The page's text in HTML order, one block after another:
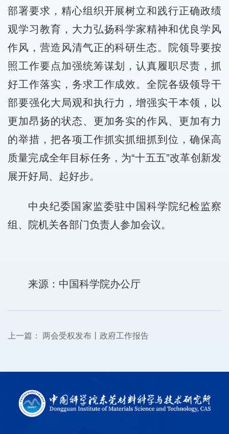
部署要求，精心组织开展树立和践行正确政绩
观学习教育，大力弘扬科学家精神和优良学风
作风，营造风清气正的科研生态。院领导要按
照工作要点加强统筹谋划，认真履职尽责，抓
好工作落实，务求工作成效。全院各级领导干
部要强化大局观和执行力，增强实干本领，以
更加昂扬的状态、更加务实的作风、更加有力
的举措，把各项工作抓实抓细抓到位，确保高
质量完成全年目标任务，为“十五五”改革创新发
展开好局、起好步。
中央纪委国家监委驻中国科学院纪检监察
组、院机关各部门负责人参加会议。
来源：中国科学院办公厅
上一篇： 两会受权发布丨政府工作报告